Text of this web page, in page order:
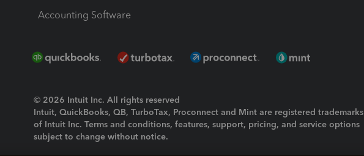
Accounting Software
© 2026 Intuit Inc. All rights reserved
Intuit, QuickBooks, QB, TurboTax, Proconnect and Mint are registered trademarks
of Intuit Inc. Terms and conditions, features, support, pricing, and service options
subject to change without notice.